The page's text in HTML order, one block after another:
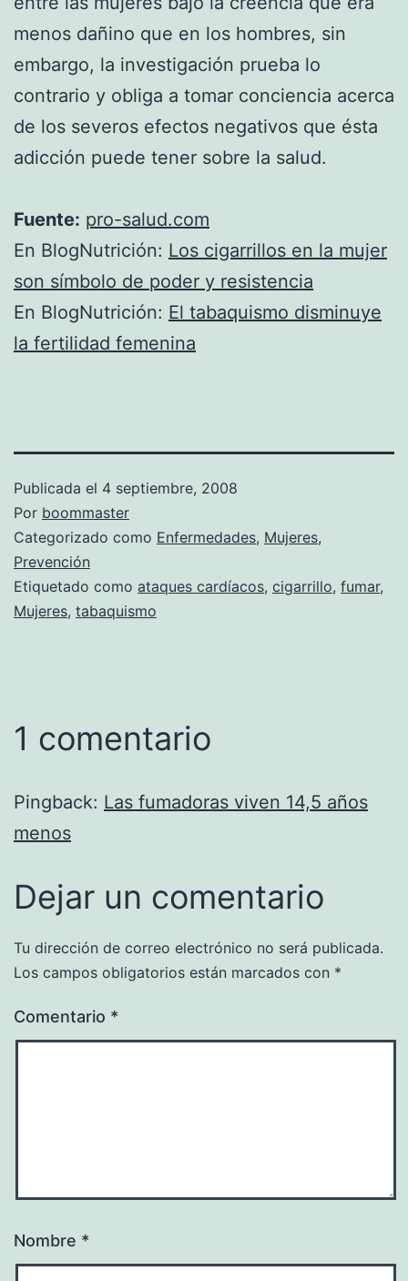
menos dañino que en los hombres, sin
embargo, la investigación prueba lo
contrario y obliga a tomar conciencia acerca
de los severos efectos negativos que ésta
adicción puede tener sobre la salud.
Fuente: pro-salud.com
En BlogNutrición: Los cigarrillos en la mujer
son símbolo de poder y resistencia
En BlogNutrición: El tabaquismo disminuye
la fertilidad femenina
Publicada el 4 septiembre, 2008
Por boommaster
Categorizado como Enfermedades, Mujeres,
Prevención
Etiquetado como ataques cardíacos, cigarrillo, fumar,
Mujeres, tabaquismo
1 comentario
Pingback: Las fumadoras viven 14,5 años
menos
Dejar un comentario
Tu dirección de correo electrónico no será publicada.
Los campos obligatorios están marcados con *
Comentario *
Nombre *